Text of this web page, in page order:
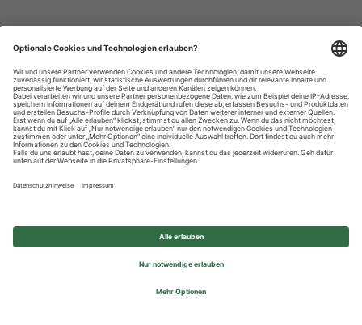
Datenschutzhinweise
Impressum
Privatsphäre-Einstellungen
© 2026 REWE Group - All rights reserved